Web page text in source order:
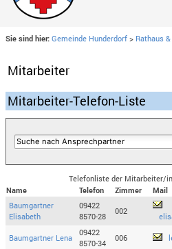
Sie sind hier: Gemeinde Hunderdorf > Rathaus
Mitarbeiter
Mitarbeiter-Telefon-Liste
Telefonliste der Mitarbeiter/
Name
Telefon Zimmer
Mail
Baumgartner
Elisabeth
09422
8570-28
002
Baumgartner Lena
09422
8570-34
006